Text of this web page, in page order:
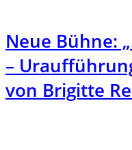
Neue Bühne:
–
von Brigitte